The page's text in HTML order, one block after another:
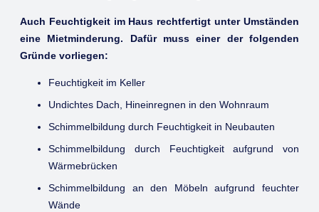
Auch Feuchtigkeit im Haus rechtfertigt unter Umständen
eine Mietminderung. Dafür muss einer der folgenden
Gründe vorliegen:
Feuchtigkeit im Keller
Undichtes Dach, Hineinregnen in den Wohnraum
Schimmelbildung durch Feuchtigkeit in Neubauten
Schimmelbildung durch Feuchtigkeit aufgrund von
Wärmebrücken
Schimmelbildung an den Möbeln aufgrund feuchter
Wände